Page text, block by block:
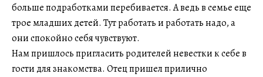
больше подработками перебивается. А ведь в семье еще
трое младших детей. Тут работать и работать надо, а
они спокойно себя чувствуют.
Нам пришлось пригласить родителей невестки к себе в
гости для знакомства. Отец пришел прилично